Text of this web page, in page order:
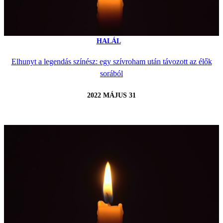
HALÁL
Elhunyt a legendás színész: egy szívroham után távozott az élők
sorából
2022 MÁJUS 31